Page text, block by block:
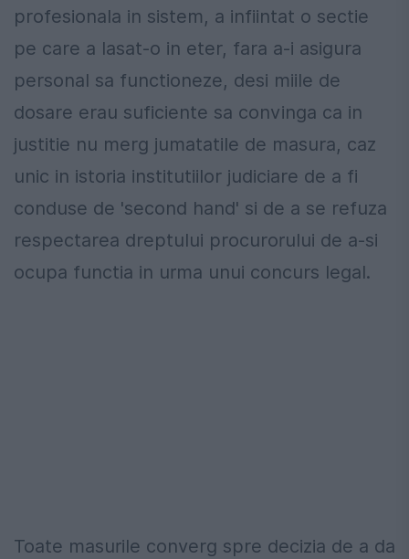
profesionala in sistem, a infiintat o sectie
pe care a lasat-o in eter, fara a-i asigura
personal sa functioneze, desi miile de
dosare erau suficiente sa convinga ca in
justitie nu merg jumatatile de masura, caz
unic in istoria institutiilor judiciare de a fi
conduse de 'second hand' si de a se refuza
respectarea dreptului procurorului de a-si
ocupa functia in urma unui concurs legal.
Toate masurile converg spre decizia de a da